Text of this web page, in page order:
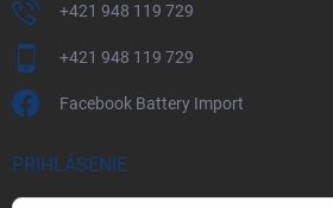
+421 948 119 729
+421 948 119 729
Facebook Battery Import
PRIHLÁSENIE